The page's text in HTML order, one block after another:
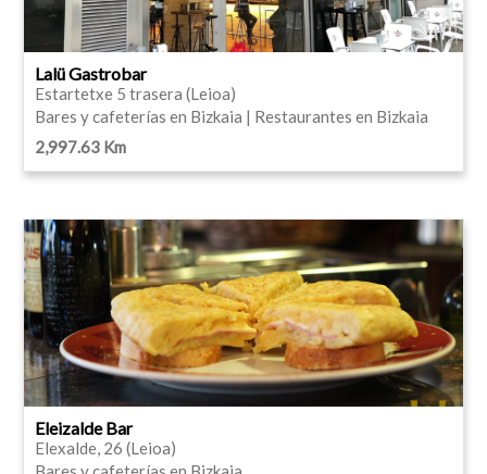
Lalü Gastrobar
Estartetxe 5 trasera (Leioa)
Bares y cafeterías en Bizkaia | Restaurantes en Bizkaia
2,997.63 Km
Eleizalde Bar
Elexalde, 26 (Leioa)